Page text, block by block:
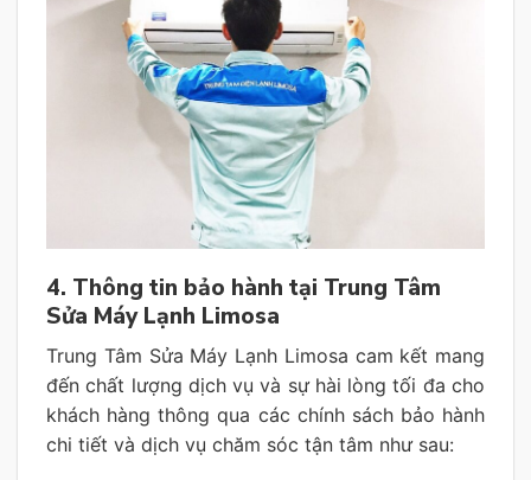
4. Thông tin bảo hành tại Trung Tâm
Sửa Máy Lạnh Limosa
Trung Tâm Sửa Máy Lạnh Limosa cam kết mang
đến chất lượng dịch vụ và sự hài lòng tối đa cho
khách hàng thông qua các chính sách bảo hành
chi tiết và dịch vụ chăm sóc tận tâm như sau: